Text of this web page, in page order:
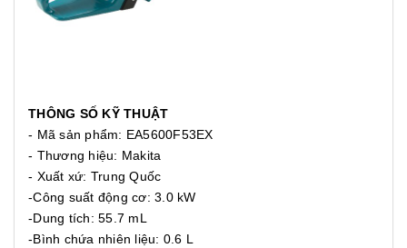
THÔNG SỐ KỸ THUẬT
- Mã sản phẩm: EA5600F53EX
- Thương hiệu: Makita
- Xuất xứ: Trung Quốc
-Công suất động cơ: 3.0 kW
-Dung tích: 55.7 mL
-Bình chứa nhiên liệu: 0.6 L